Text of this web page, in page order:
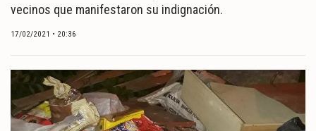
MUNDO
POLÍTICA
POLICIALES
DEPORTES
ESPECTÁCULOS
vecinos que manifestaron su indignación.
17/02/2021 • 20:36